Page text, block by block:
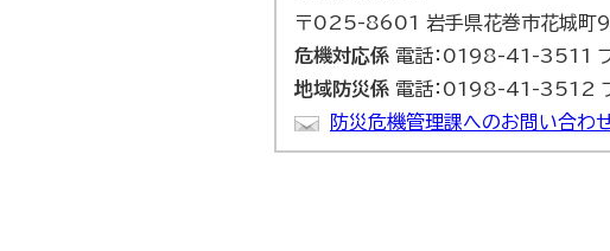
〒025-8601 岩手県花巻市花城町
危機対応係 電話：0198-41-3511
地域防災係 電話：0198-41-3512
防災危機管理課へのお問い合わ